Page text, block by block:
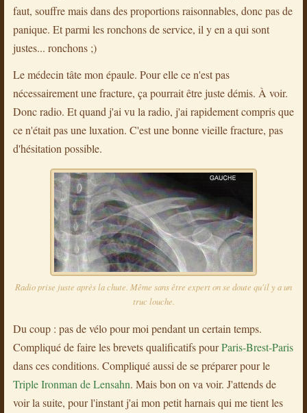
faut, souffre mais dans des proportions raisonnables, donc pas de
panique. Et parmi les ronchons de service, il y en a qui sont
justes... ronchons ;)
Le médecin tâte mon épaule. Pour elle ce n'est pas
nécessairement une fracture, ça pourrait être juste démis. À voir.
Donc radio. Et quand j'ai vu la radio, j'ai rapidement compris que
ce n'était pas une luxation. C'est une bonne vieille fracture, pas
d'hésitation possible.
Radio prise juste après la chute. Même sans être expert on se doute qu'il y a un
truc louche.
Du coup : pas de vélo pour moi pendant un certain temps.
Compliqué de faire les brevets qualificatifs pourParis-Brest-Paris
dans ces conditions. Compliqué aussi de se préparer pour le
Triple Ironman de Lensahn. Mais bon on va voir. J'attends de
voir la suite, pour l'instant j'ai mon petit harnais qui me tient les